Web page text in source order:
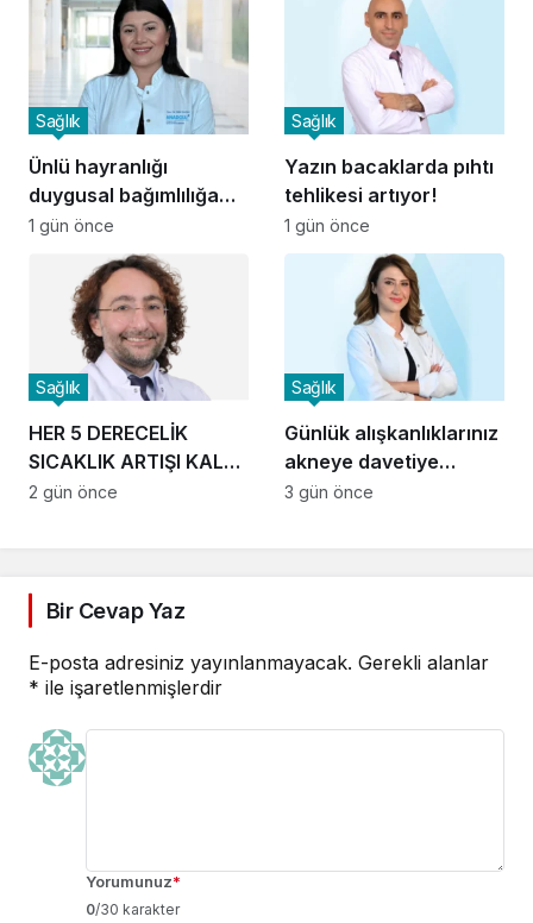
Ünlü hayranlığı
duygusal bağımlılığa
dönüşebilir
Sağlık
1 gün önce
Yazın bacaklarda pıhtı
tehlikesi artıyor!
Sağlık
1 gün önce
HER 5 DERECELİK
SICAKLIK ARTIŞI KALP
KRİZİ RİSKİNİ YÜZDE 5
Sağlık
2 gün önce
Günlük alışkanlıklarınız
akneye davetiye
çıkarıyor
Sağlık
3 gün önce
Bir Cevap Yaz
E-posta adresiniz yayınlanmayacak. Gerekli alanlar
* ile işaretlenmişlerdir
Yorumunuz*
0/30 karakter